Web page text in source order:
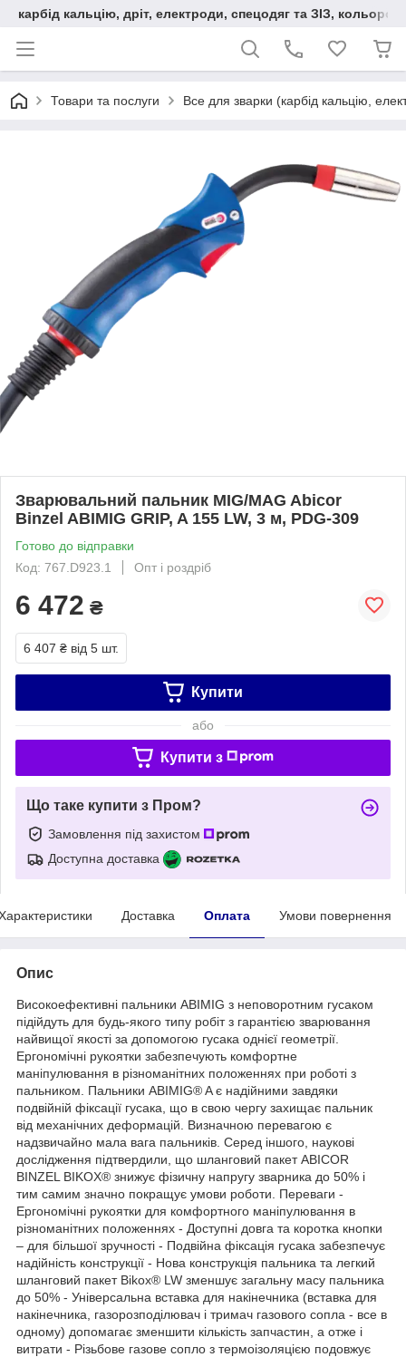
карбід кальцію, дріт, електроди, спецодяг та ЗІЗ,
Товари та послуги Все для зварки (карбід кальцію,
Зварювальний пальник MIG/MAG Abicor
Binzel ABIMIG GRIP, A 155 LW, 3 м, PDG-309
Готово до відправки
Код: 767.D923.1
Опт і роздріб
6 472 ₴
6 407 ₴ від 5 шт.
Купити
або
Купити з
Що таке купити з Пром?
Замовлення під захистом
Доступна доставка
Доставка Оплата Умови повернення
Опис
Високоефективні пальники ABIMIG з неповоротним гусаком
підійдуть для будь-якого типу робіт з гарантією зварювання
найвищої якості за допомогою гусака однієї геометрії.
Ергономічні рукоятки забезпечують комфортне
маніпулювання в різноманітних положеннях при роботі з
пальником. Пальники ABIMIG® A є надійними завдяки
подвійній фіксації гусака, що в свою чергу захищає пальник
від механічних деформацій. Визначною перевагою є
надзвичайно мала вага пальників. Серед іншого, наукові
дослідження підтвердили, що шланговий пакет ABICOR
BINZEL BIKOX® знижує фізичну напругу зварника до 50% і
тим самим значно покращує умови роботи. Переваги -
Ергономічні рукоятки для комфортного маніпулювання в
різноманітних положеннях - Доступні довга та коротка кнопки
– для більшої зручності - Подвійна фіксація гусака забезпечує
надійність конструкції - Нова конструкція пальника та легкий
шланговий пакет Bikox® LW зменшує загальну масу пальника
до 50% - Універсальна вставка для накінечника (вставка для
накінечника, газорозподілювач і тримач газового сопла - все в
одному) допомагає зменшити кількість запчастин, а отже і
витрати - Різьбове газове сопло з термоізоляцією подовжує